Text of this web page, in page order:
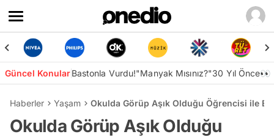
Güncel KonularBastonla Vurdu!"Manyak Mısınız?"30 Yıl Önce👀
Haberler Yaşam Okulda Görüp Aşık Olduğu Öğrencisi ile
Okulda Görüp Aşık Olduğu